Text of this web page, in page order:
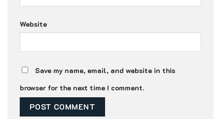
Website
Save my name, email, and website in this
browser for the next time I comment.